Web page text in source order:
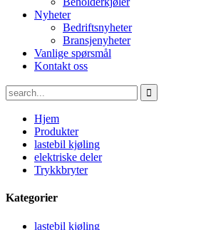
Nyheter
Bedriftsnyheter
Bransjenyheter
Vanlige spørsmål
Kontakt oss
Hjem
Produkter
lastebil kjøling
elektriske deler
Trykkbryter
Kategorier
lastebil kjøling